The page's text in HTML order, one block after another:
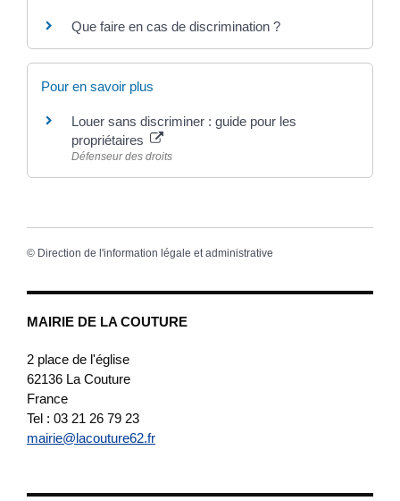
MAIRIE DE LA COUTURE
2 place de l'église
62136 La Couture
France
Tel : 03 21 26 79 23
mairie@lacouture62.fr
Que faire en cas de discrimination ?
Pour en savoir plus
Louer sans discriminer : guide pour les
propriétaires
Défenseur des droits
© Direction de l'information légale et administrative